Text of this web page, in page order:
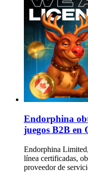
Endorphina
juegos B2B en
Endorphina
línea certificadas,
proveedor de